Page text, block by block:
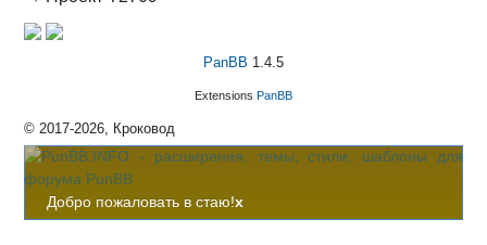
PanBB 1.4.5
Extensions PanBB
© 2017-2026, Кроковод
Добро пожаловать в стаю!x